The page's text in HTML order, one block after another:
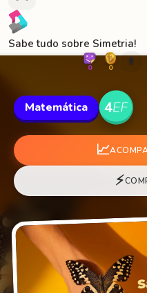
Sabe tudo sobre Simetria!
0 0 🐛
Matemática
📈
⚡